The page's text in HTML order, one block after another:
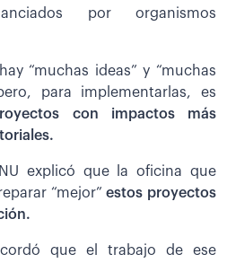
por organismos
“muchas ideas” y “muchas
para implementarlas, es
con impactos más
explicó que la oficina que
“mejor”estos proyectos
que el trabajo de ese